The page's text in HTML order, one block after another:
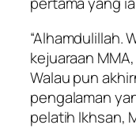
“Alhamdulillah.
kejuaraan
Walau pun
pengalaman
pelatih Ikhsan,